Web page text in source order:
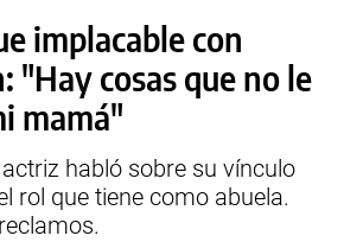
implacable con
"Hay cosas que no le
mamá"
habló sobre su vínculo
rol que tiene como abuela.